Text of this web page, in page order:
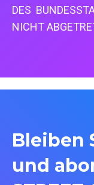
DES
NICHT
Bleiben
und